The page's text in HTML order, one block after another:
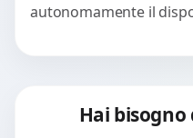
autonomamente il
Hai bisogno